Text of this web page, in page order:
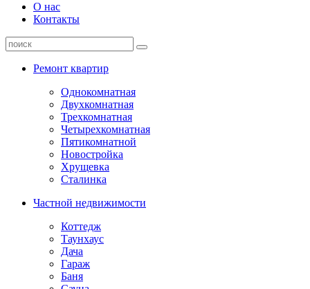
О нас
Контакты
Ремонт квартир
Однокомнатная
Двухкомнатная
Трехкомнатная
Четырехкомнатная
Пятикомнатной
Новостройка
Хрущевка
Сталинка
Частной недвижимости
Коттедж
Таунхаус
Дача
Гараж
Баня